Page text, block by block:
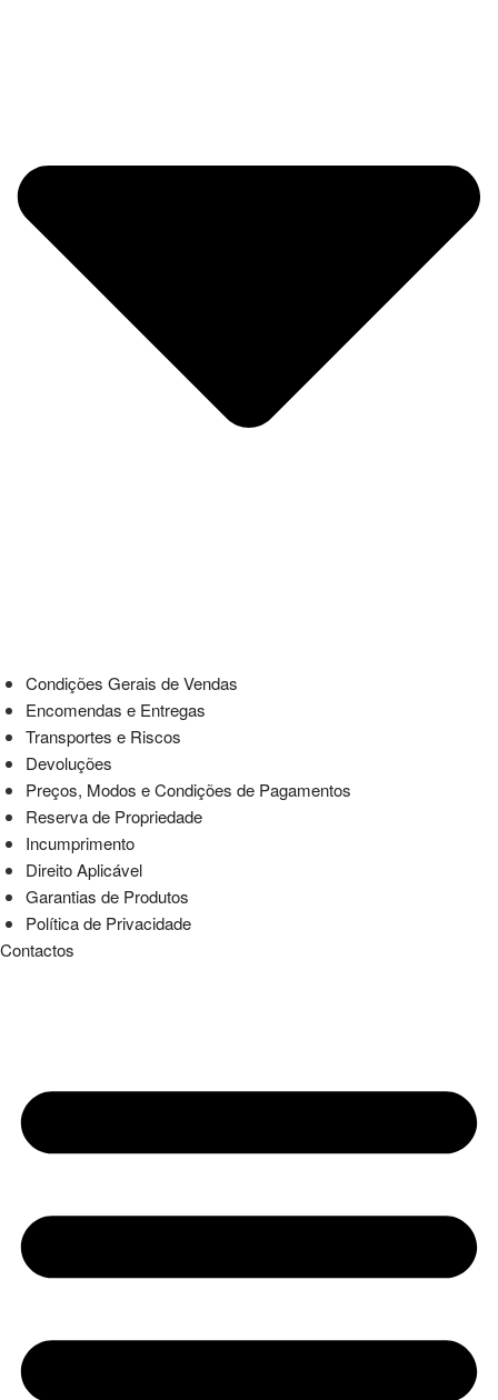
Condições Gerais de Vendas
Encomendas e Entregas
Transportes e Riscos
Devoluções
Preços, Modos e Condições de Pagamentos
Reserva de Propriedade
Incumprimento
Direito Aplicável
Garantias de Produtos
Política de Privacidade
Contactos